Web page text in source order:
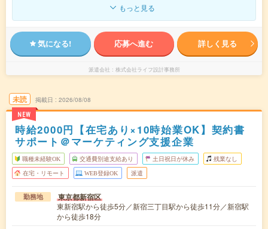
もっと見る
気になる! 応募へ進む 詳しく見る
派遣会社 株式会社ライフ設計事務所
未読
NEW
掲載日 2026/08/08
時給2000円【在宅あり×10時始業OK】契約書
サポート＠マーケティング支援企業
職種未経験OK 交通費別途支給あり 土日祝日が休み 残業なし
在宅・リモート WEB登録OK 派遣
勤務地 東京都新宿区
東新宿駅から徒歩5分／新宿三丁目駅から徒歩11分／新宿駅
から徒歩18分